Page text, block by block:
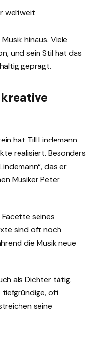
weltweit
hinaus. Viele
und sein Stil hat das
geprägt.
hat Till Lindemann
realisiert. Besonders
das er
Musiker Peter
Facette seines
sind oft noch
die Musik neue
als Dichter tätig.
tiefgründige, oft
seine